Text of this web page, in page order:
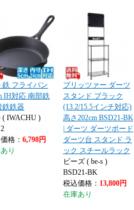
鉄 フライパン
IH対応 南部鉄
鉄鉄器
( IWACHU )
格：6,798円
り
ブリッツァー ダーツ
スタンド ブラック
(13.2/15.5インチ対応)
高さ202cm BSD21-BK
| ダーツ ダーツボード
ダーツ台 スタンド ラ
ック スチールラック
ビーズ ( be-s )
BSD21-BK
税込価格： 13,800円
在庫あり